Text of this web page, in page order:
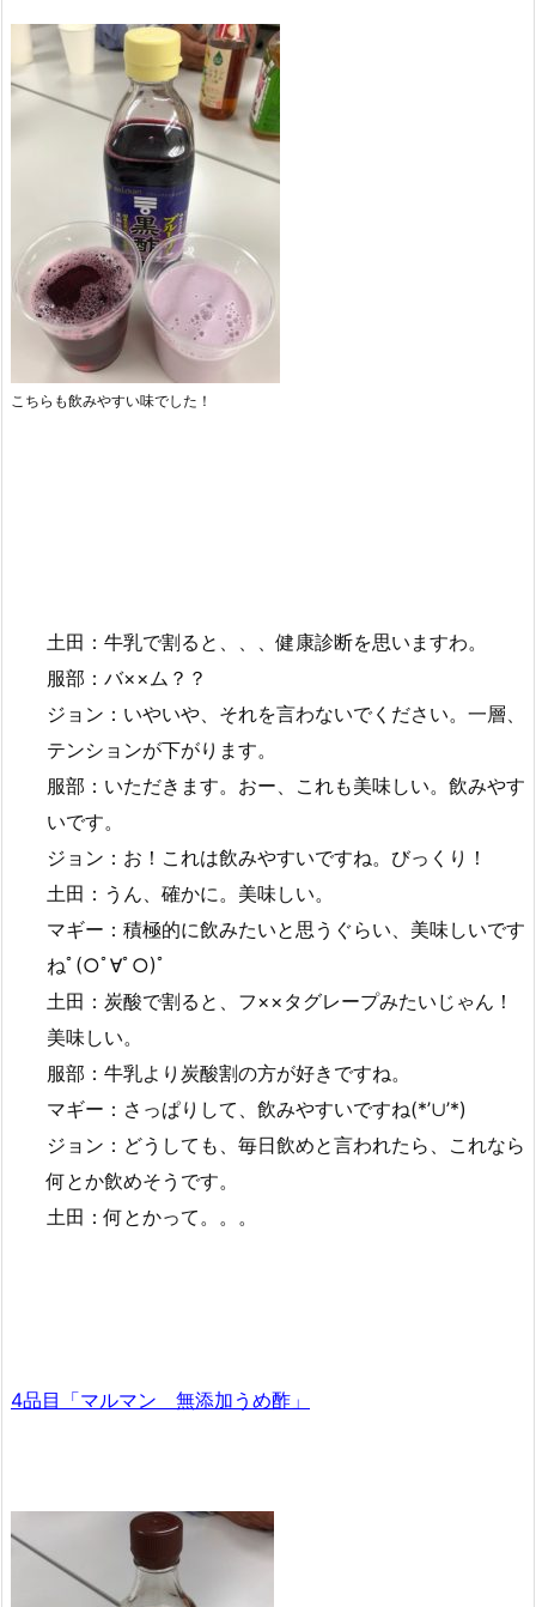
こちらも飲みやすい味でした！
土田：牛乳で割ると、、、健康診断を思いますわ。
服部：バ××ム？？
ジョン：いやいや、それを言わないでください。一層、
テンションが下がります。
服部：いただきます。おー、これも美味しい。飲みやす
いです。
ジョン：お！これは飲みやすいですね。びっくり！
土田：うん、確かに。美味しい。
マギー：積極的に飲みたいと思うぐらい、美味しいです
ねﾟ(○ﾟ∀ﾟ○)ﾟ
土田：炭酸で割ると、フ××タグレープみたいじゃん！
美味しい。
服部：牛乳より炭酸割の方が好きですね。
マギー：さっぱりして、飲みやすいですね(*’∪’*)
ジョン：どうしても、毎日飲めと言われたら、これなら
何とか飲めそうです。
土田：何とかって。。。
4品目「マルマン 無添加うめ酢」